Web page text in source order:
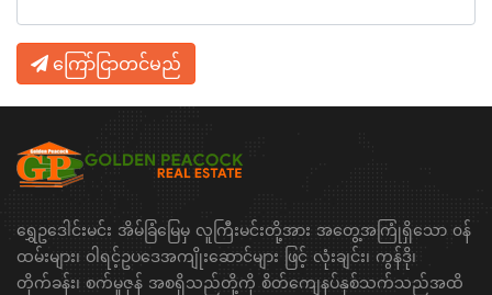
ကြော်ငြာတင်မည်
ရွှေဥဒေါင်းမင်း အိမ်ခြံမြေမှ လူကြီးမင်းတို့အား အတွေ့အကြုံရှိသော ၀န်
ထမ်းများ၊ ဝါရင့်ဥပဒေအကျိုးဆောင်များ ဖြင့် လုံးချင်း၊ ကွန်ဒို၊
တိုက်ခန်း၊ စက်မှုဇုန် အစရှိသည်တို့ကို စိတ်ကျေနပ်နှစ်သက်သည်အထိ